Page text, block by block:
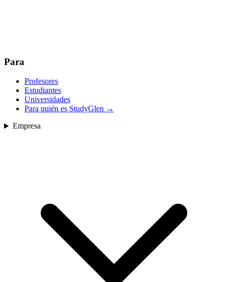
Para
Profesores
Estudiantes
Universidades
Para quién es StudyGlen →
Empresa